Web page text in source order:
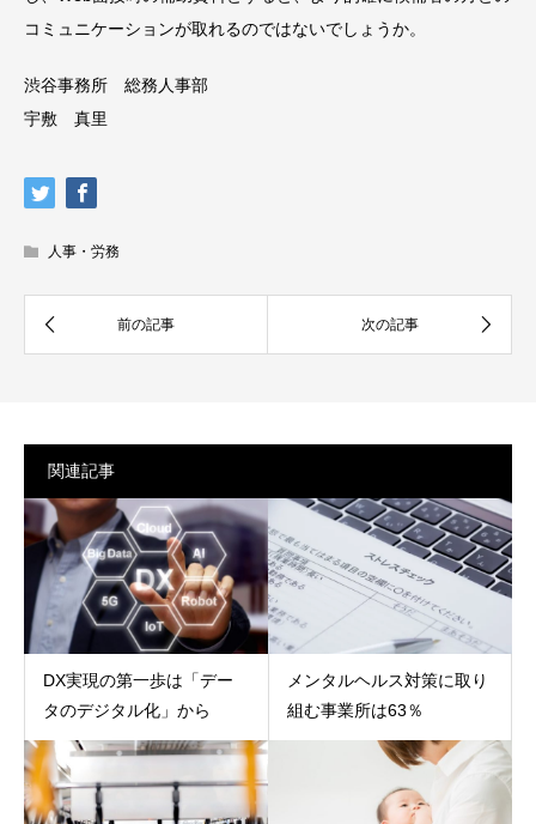
コミュニケーションが取れるのではないでしょうか。
渋谷事務所 総務人事部
宇敷 真里
人事・労務
関連記事
DX実現の第一歩は「デー
タのデジタル化」から
メンタルヘルス対策に取り
組む事業所は63％